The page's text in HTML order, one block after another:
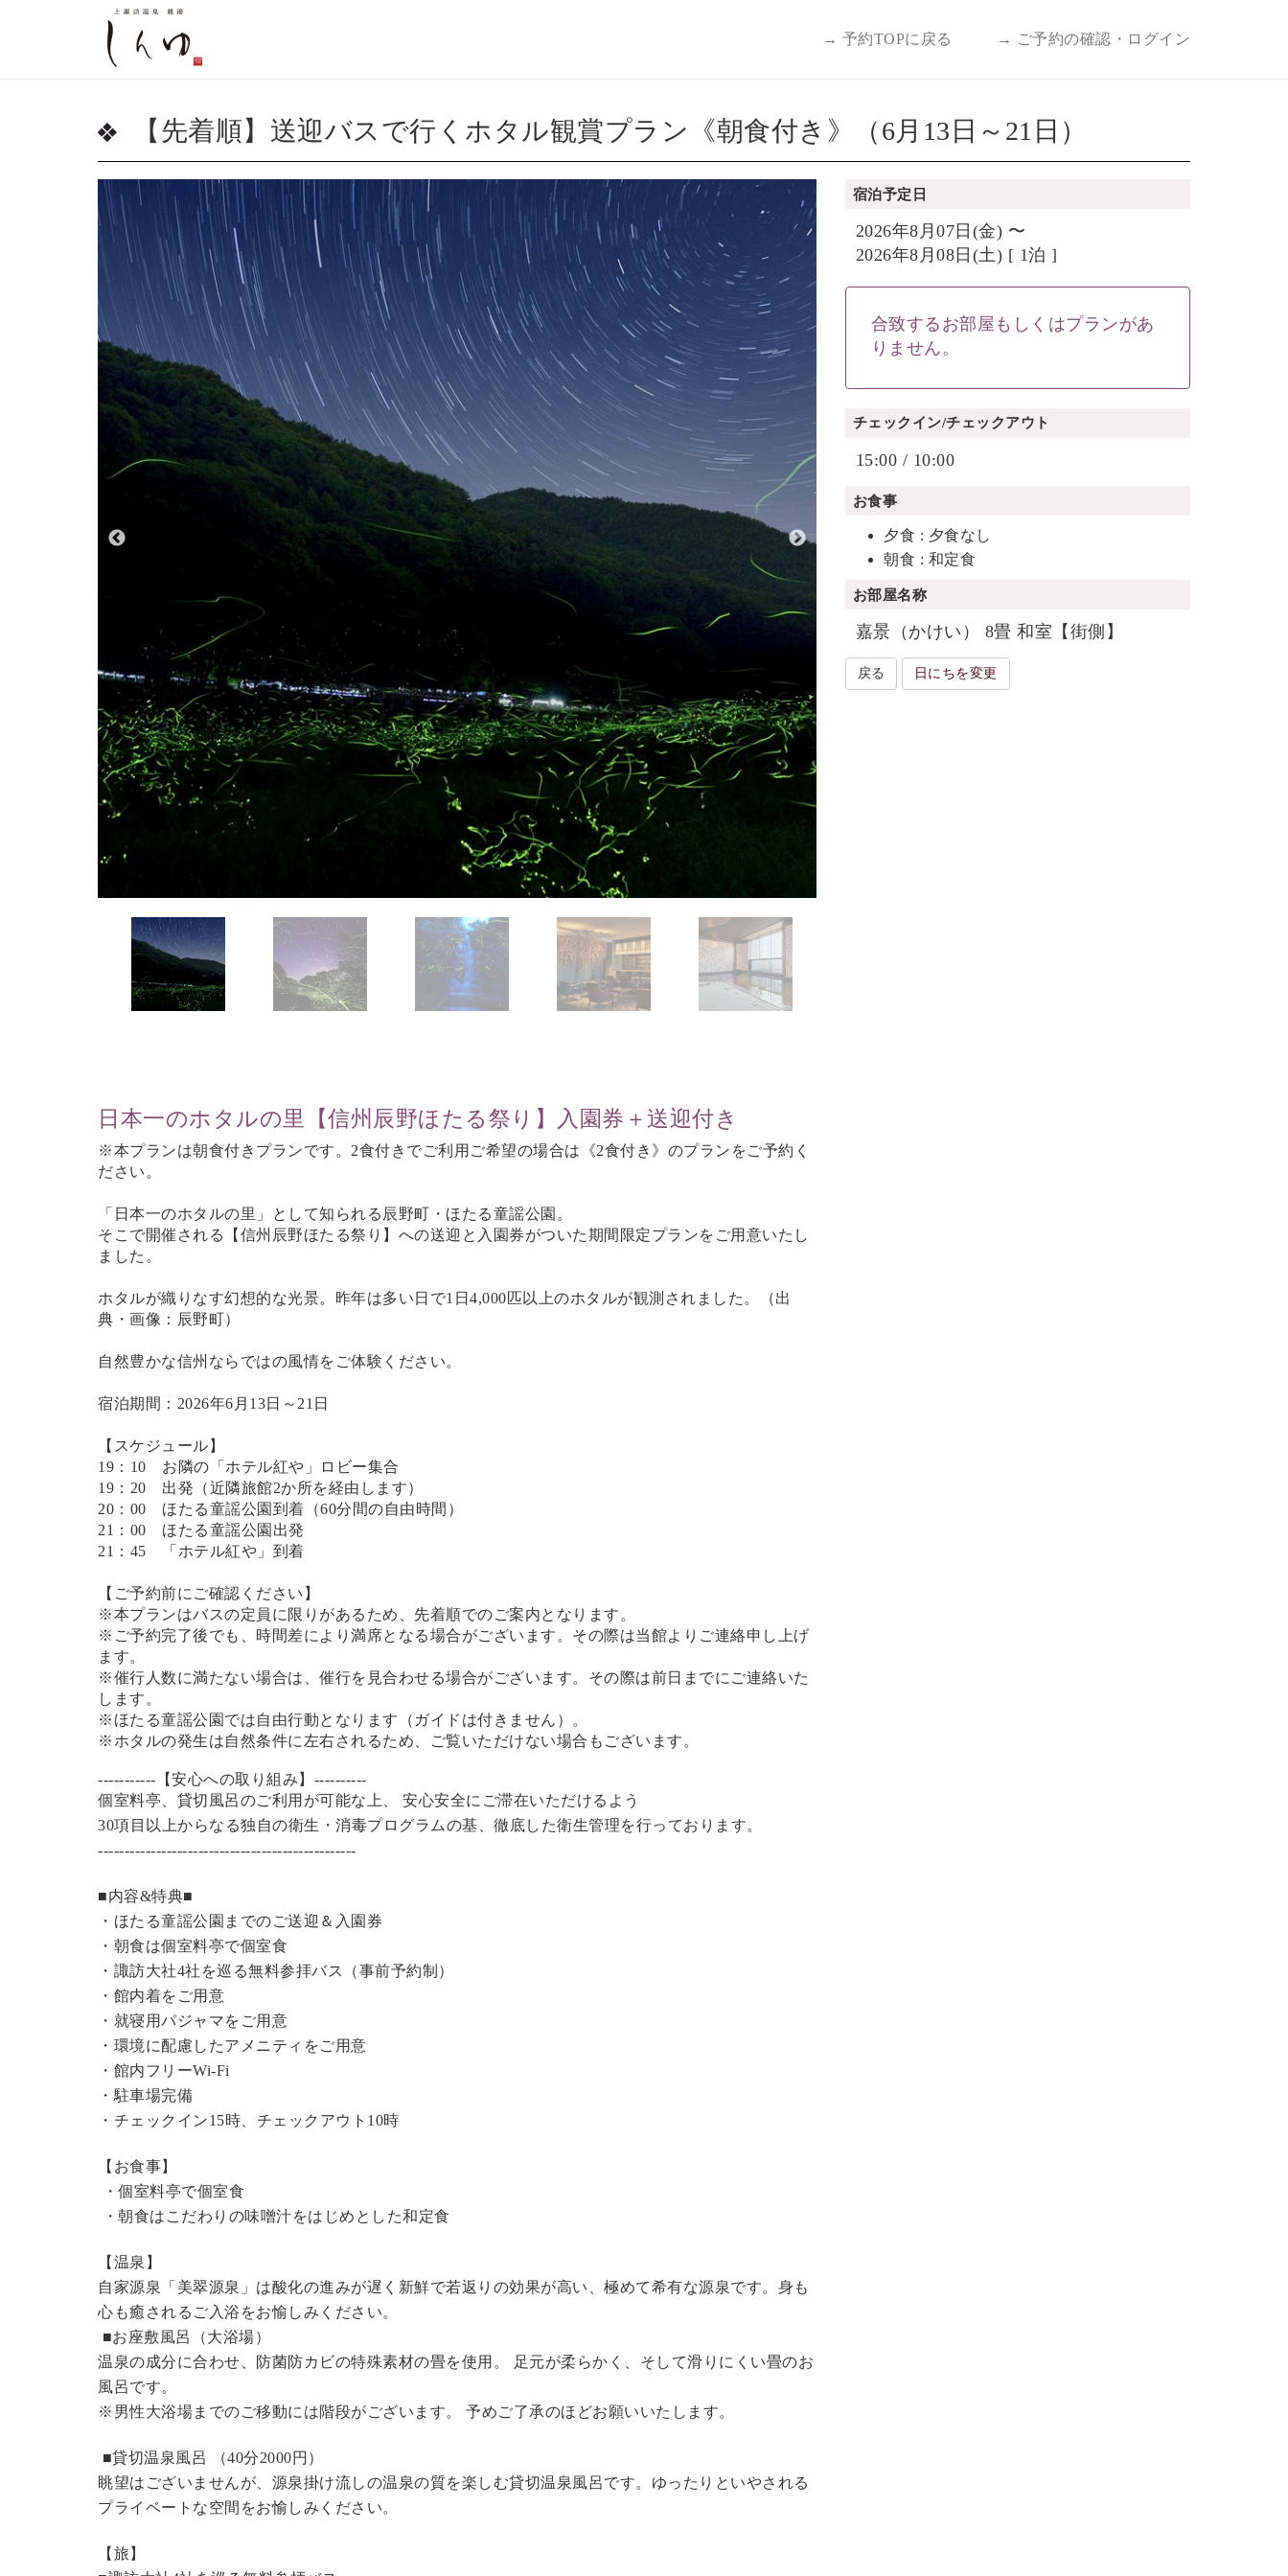
→ 予約TOPに戻る → ご予約の確認・ログイン
【先着順】送迎バスで行くホタル観賞プラン《朝食付き》（6月13日～21日）
日本一のホタルの里【信州辰野ほたる祭り】入園券＋送迎付き
※本プランは朝食付きプランです。2食付きでご利用ご希望の場合は《2食付き》のプランをご予約く
ださい。
「日本一のホタルの里」として知られる辰野町・ほたる童謡公園。
そこで開催される【信州辰野ほたる祭り】への送迎と入園券がついた期間限定プランをご用意いたし
ました。
ホタルが織りなす幻想的な光景。昨年は多い日で1日4,000匹以上のホタルが観測されました。（出
典 ・画像 ：辰野町）
自然豊かな信州ならではの風情をご体験ください。
宿泊期間：2026年6月13日～21日
【スケジュール】
19：10 お隣の「ホテル紅や」ロビー集合
19：20 出発（近隣旅館2か所を経由します）
20：00 ほたる童謡公園到着（60分間の自由時間）
21：00 ほたる童謡公園出発
21：45 「ホテル紅や」到着
【ご予約前にご確認ください】
※本プランはバスの定員に限りがあるため、先着順でのご案内となります。
※ご予約完了後でも、時間差により満席となる場合がございます。その際は当館よりご連絡申し上げ
ます。
※催行人数に満たない場合は、催行を見合わせる場合がございます。その際は前日までにご連絡いた
します。
※ほたる童謡公園では自由行動となります（ガイドは付きません）。
※ホタルの発生は自然条件に左右されるため、ご覧いただけない場合もございます。
-----------【安心への取り組み】----------
個室料亭、貸切風呂のご利用が可能な上、 安心安全にご滞在いただけるよう
30項目以上からなる独自の衛生・消毒プログラムの基、徹底した衛生管理を行っております。
-------------------------------------------------
■内容&特典■
・ ほたる童謡公園までのご送迎＆入園券
・朝食は個室料亭で個室食
・諏訪大社4社を巡る無料参拝バス（事前予約制）
・館内着をご用意
・就寝用パジャマをご用意
・環境に配慮したアメニティをご用意
・館内フリーWi-Fi
・駐車場完備
・チェックイン15時、チェックアウト10時
【お食事】
・個室料亭で個室食
・朝食はこだわりの味噌汁をはじめとした和定食
【温泉】
自家源泉「美翠源泉」は酸化の進みが遅く新鮮で若返りの効果が高い、極めて希有な源泉です。身も
心も癒されるご入浴をお愉しみください。
■お座敷風呂（大浴場）
温泉の成分に合わせ、防菌防カビの特殊素材の畳を使用。 足元が柔らかく、そして滑りにくい畳のお
風呂です。
※男性大浴場までのご移動には階段がございます。 予めご了承のほどお願いいたします。
■貸切温泉風呂 （40分2000円）
眺望はございませんが、源泉掛け流しの温泉の質を楽しむ貸切温泉風呂です。ゆったりといやされる
プライベートな空間をお愉しみください。
【旅】
宿泊予定日
2026年8月07日(金) 〜
2026年8月08日(土) [ 1泊 ]
合致するお部屋もしくはプランがあ
りません。
チェックイン/チェックアウト
15:00 / 10:00
お食事
夕食 : 夕食なし
朝食 : 和定食
お部屋名称
嘉景（かけい） 8畳 和室【街側】
戻る 日にちを変更